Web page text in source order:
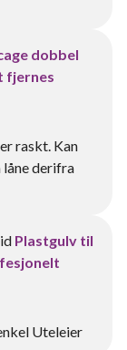
dobbel
fjernes
raskt. Kan
derifra
Plastgulv til
Uteleier